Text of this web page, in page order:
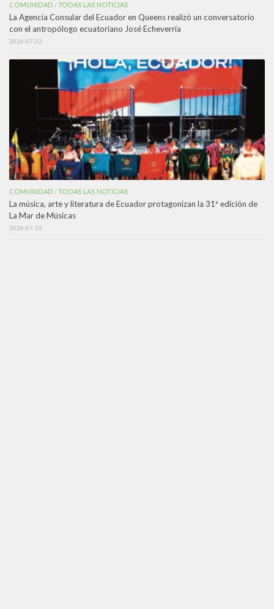
COMUNIDAD /TODAS LAS NOTICIAS
La Agencia Consular del Ecuador en Queens realizó un conversatorio
con el antropólogo ecuatoriano José Echeverría
2026-07-22
COMUNIDAD /TODAS LAS NOTICIAS
La música, arte y literatura de Ecuador protagonizan la 31ª edición de
La Mar de Músicas
2026-07-15